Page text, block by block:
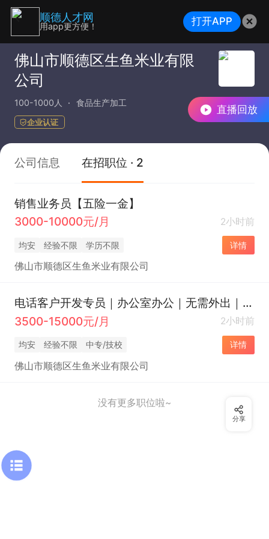
直播回放
佛山市顺德区生鱼米业有限
公司
100-1000人 食品生产加工
企业认证
公司信息 在招职位 · 2
销售业务员【五险一金】
3000-10000元/月
2小时前
均安 经验不限 学历不限 详情
佛山市顺德区生鱼米业有限公司
电话客户开发专员｜办公室办公｜无需外出｜大米厂家直招
3500-15000元/月
2小时前
均安 经验不限 中专/技校 详情
佛山市顺德区生鱼米业有限公司
没有更多职位啦~
分享
顺德人才网
用app更方便！ 打开APP